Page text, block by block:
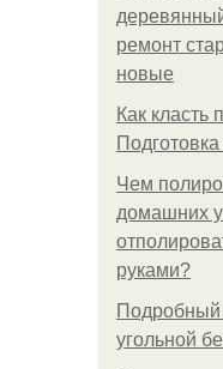
ремонт
новые
Как класть
Чем
домашних
руками?
Подробный
угольной